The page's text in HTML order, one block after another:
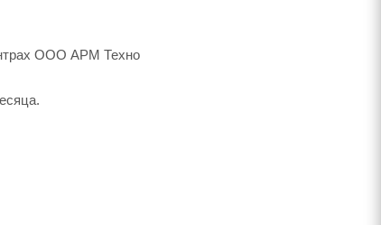
ООО АРМ Техно